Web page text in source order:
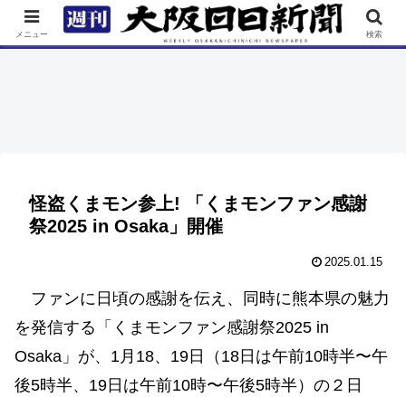
TOP 特集 ニュース 連載 街ネタ イベント
怪盗くまモン参上! 「くまモンファン感謝
祭2025 in Osaka」開催
2025.01.15
ファンに日頃の感謝を伝え、同時に熊本県の魅力
を発信する「くまモンファン感謝祭2025 in
Osaka」が、1月18、19日（18日は午前10時半〜午
後5時半、19日は午前10時〜午後5時半）の２日
メニュー 検索